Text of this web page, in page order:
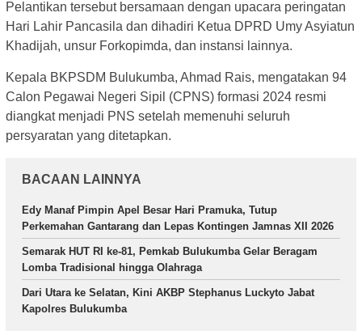
Pelantikan tersebut bersamaan dengan upacara peringatan
Hari Lahir Pancasila dan dihadiri Ketua DPRD Umy Asyiatun
Khadijah, unsur Forkopimda, dan instansi lainnya.
Kepala BKPSDM Bulukumba, Ahmad Rais, mengatakan 94
Calon Pegawai Negeri Sipil (CPNS) formasi 2024 resmi
diangkat menjadi PNS setelah memenuhi seluruh
persyaratan yang ditetapkan.
BACAAN LAINNYA
Edy Manaf Pimpin Apel Besar Hari Pramuka, Tutup
Perkemahan Gantarang dan Lepas Kontingen Jamnas XII 2026
Semarak HUT RI ke-81, Pemkab Bulukumba Gelar Beragam
Lomba Tradisional hingga Olahraga
Dari Utara ke Selatan, Kini AKBP Stephanus Luckyto Jabat
Kapolres Bulukumba